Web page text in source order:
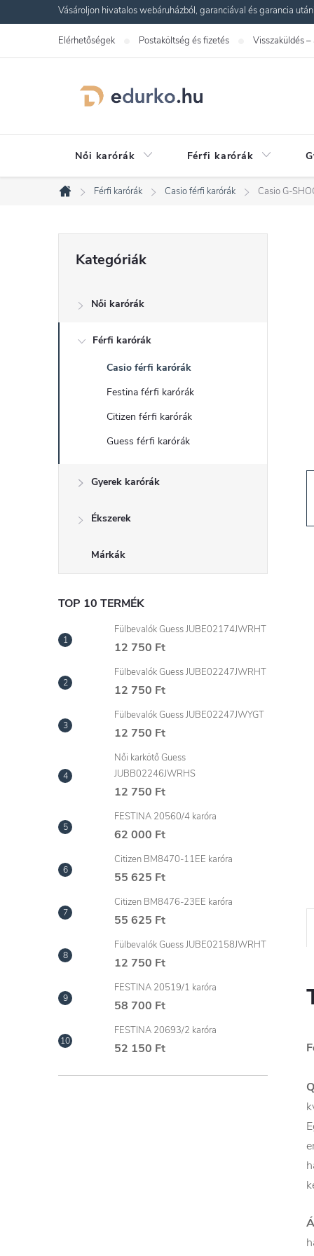
a
Vásároljon hivatalos webáruházból, garanciával és garancia
Elérhetőségek Postaköltség és fizetés Visszaküldés –
Női karórák Férfi karórák
Kezdőlap
Férfi karórák Casio férfi karórák Casio G-
O
d
ó
n
e
l
átugrása
Kategóriák
Női karórák
Férfi karórák
Casio férfi karórák
Festina férfi karórák
Citizen férfi karórák
Guess férfi karórák
Gyerek karórák
Ékszerek
Márkák
TOP 10 TERMÉK
Fülbevalók Guess JUBE02174JWRHT
12 750 Ft
Fülbevalók Guess JUBE02247JWRHT
12 750 Ft
Fülbevalók Guess JUBE02247JWYGT
12 750 Ft
Női karkötő Guess
JUBB02246JWRHS
12 750 Ft
FESTINA 20560/4 karóra
62 000 Ft
Citizen BM8470-11EE karóra
55 625 Ft
Citizen BM8476-23EE karóra
55 625 Ft
Fülbevalók Guess JUBE02158JWRHT
12 750 Ft
FESTINA 20519/1 karóra
58 700 Ft
FESTINA 20693/2 karóra
52 150 Ft